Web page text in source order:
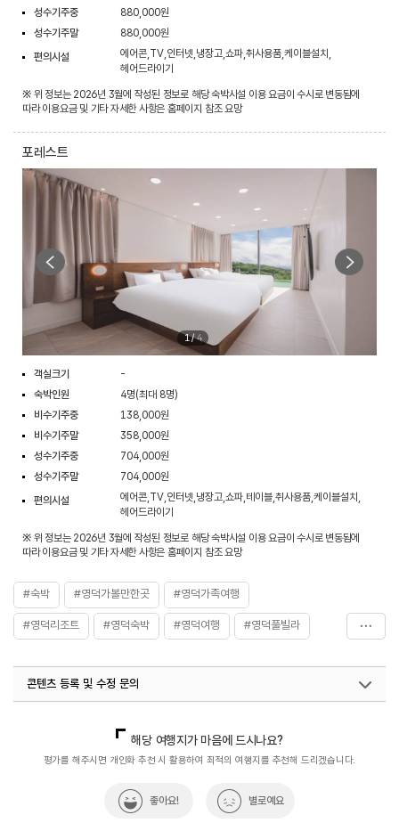
성수기주중
880,000원
성수기주말
880,000원
편의시설
에어콘,TV,인터넷,냉장고,쇼파,취사용품,케이블설치,
헤어드라이기
※ 위 정보는 2026년 3월에 작성된 정보로 해당 숙박시설 이용 요금이 수시로 변동됨에
따라 이용요금 및 기타 자세한 사항은 홈페이지 참조 요망
포레스트
1/4
객실크기
-
숙박인원
4명(최대 8명)
비수기주중
138,000원
비수기주말
358,000원
성수기주중
704,000원
성수기주말
704,000원
편의시설
에어콘,TV,인터넷,냉장고,쇼파,테이블,취사용품,케이블설치,
헤어드라이기
※ 위 정보는 2026년 3월에 작성된 정보로 해당 숙박시설 이용 요금이 수시로 변동됨에
따라 이용요금 및 기타 자세한 사항은 홈페이지 참조 요망
#숙박 #영덕가볼만한곳 #영덕가족여행
#영덕리조트 #영덕숙박 #영덕여행 #영덕풀빌라
콘텐츠 등록 및 수정 문의
해당 여행지가 마음에 드시나요?
평가를 해주시면 개인화 추천 시 활용하여 최적의 여행지를 추천해 드리겠습니다.
좋아요! 별로예요